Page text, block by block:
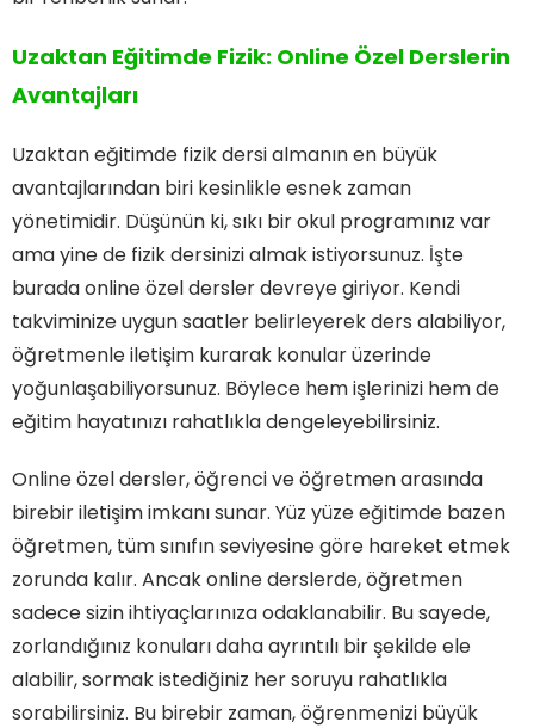
Uzaktan Eğitimde Fizik: Online Özel Derslerin
Avantajları
Uzaktan eğitimde fizik dersi almanın en büyük
avantajlarından biri kesinlikle esnek zaman
yönetimidir. Düşünün ki, sıkı bir okul programınız var
ama yine de fizik dersinizi almak istiyorsunuz. İşte
burada online özel dersler devreye giriyor. Kendi
takviminize uygun saatler belirleyerek ders alabiliyor,
öğretmenle iletişim kurarak konular üzerinde
yoğunlaşabiliyorsunuz. Böylece hem işlerinizi hem de
eğitim hayatınızı rahatlıkla dengeleyebilirsiniz.
Online özel dersler, öğrenci ve öğretmen arasında
birebir iletişim imkanı sunar. Yüz yüze eğitimde bazen
öğretmen, tüm sınıfın seviyesine göre hareket etmek
zorunda kalır. Ancak online derslerde, öğretmen
sadece sizin ihtiyaçlarınıza odaklanabilir. Bu sayede,
zorlandığınız konuları daha ayrıntılı bir şekilde ele
alabilir, sormak istediğiniz her soruyu rahatlıkla
sorabilirsiniz. Bu birebir zaman, öğrenmenizi büyük